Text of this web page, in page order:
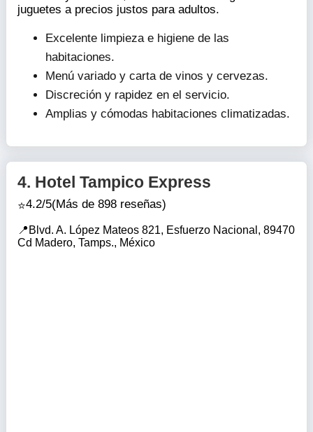
juguetes a precios justos para adultos.
Excelente limpieza e higiene de las
habitaciones.
Menú variado y carta de vinos y cervezas.
Discreción y rapidez en el servicio.
Amplias y cómodas habitaciones climatizadas.
4. Hotel Tampico Express
4.2/5(Más de 898 reseñas)
Blvd. A. López Mateos 821, Esfuerzo Nacional, 89470
Cd Madero, Tamps., México